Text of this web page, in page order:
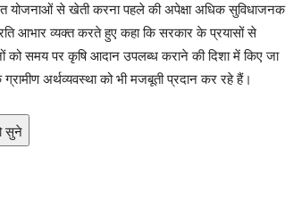
योजनाओं से खेती करना पहले की अपेक्षा अधिक सुविधाजनक
आभार व्यक्त करते हुए कहा कि सरकार के प्रयासों से
को समय पर कृषि आदान उपलब्ध कराने की दिशा में किए जा
अर्थव्यवस्था को भी मजबूती प्रदान कर रहे हैं।
सुने